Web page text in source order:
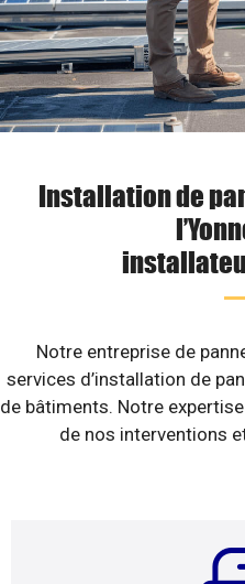
Installation de
Notre entreprise de
services d’installation de
de bâtiments. Notre
de nos interventions